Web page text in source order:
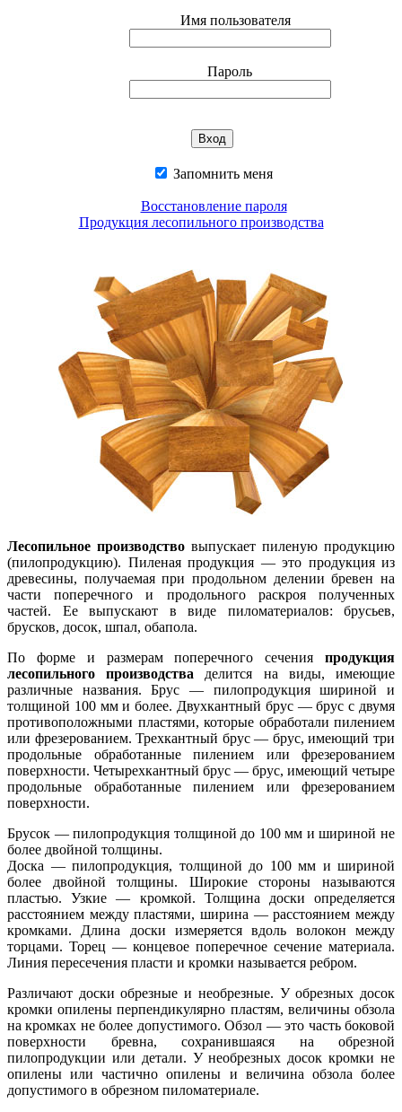
Имя пользователя
Пароль
Запомнить меня
Восстановление пароля
Продукция лесопильного производства
Лесопильное производство выпускает пиленую продукцию
(пилопродукцию). Пиленая продукция — это продукция из
древесины, получаемая при продольном делении бревен на
части поперечного и продольного раскроя полученных
частей. Ее выпускают в виде пиломатериалов: брусьев,
брусков, досок, шпал, обапола.
По форме и размерам поперечного сечения продукция
лесопильного производства делится на виды, имеющие
различные названия. Брус — пилопродукция шириной и
толщиной 100 мм и более. Двухкантный брус — брус с двумя
противоположными пластями, которые обработали пилением
или фрезерованием. Трехкантный брус — брус, имеющий три
продольные обработанные пилением или фрезерованием
поверхности. Четырехкантный брус — брус, имеющий четыре
продольные обработанные пилением или фрезерованием
поверхности.
Брусок — пилопродукция толщиной до 100 мм и шириной не
более двойной толщины.
Доска — пилопродукция, толщиной до 100 мм и шириной
более двойной толщины. Широкие стороны называются
пластью. Узкие — кромкой. Толщина доски определяется
расстоянием между пластями, ширина — расстоянием между
кромками. Длина доски измеряется вдоль волокон между
торцами. Торец — концевое поперечное сечение материала.
Линия пересечения пласти и кромки называется ребром.
Различают доски обрезные и необрезные. У обрезных досок
кромки опилены перпендикулярно пластям, величины обзола
на кромках не более допустимого. Обзол — это часть боковой
поверхности бревна, сохранившаяся на обрезной
пилопродукции или детали. У необрезных досок кромки не
опилены или частично опилены и величина обзола более
допустимого в обрезном пиломатериале.